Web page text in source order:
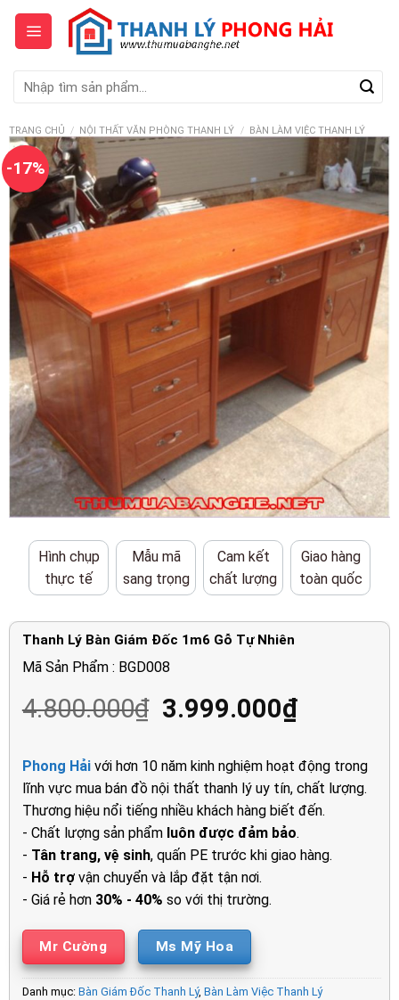
Skip
content
kiếm:
TRANG CHỦ / NỘI THẤT VĂN PHÒNG THANH LÝ / BÀN LÀM VIỆC THANH LÝ
-17%
Hình chụp
thực tế
Mẫu mã
sang trọng
Cam kết
chất lượng
Giao hàng
toàn quốc
Thanh Lý Bàn Giám Đốc 1m6 Gỗ Tự Nhiên
Mã Sản Phẩm : BGD008
4.800.000₫ Giá
là:
4.800.000₫.
3.999.000₫Giá
tại
là:
Phong Hảivới hơn 10 năm kinh nghiệm hoạt động trong
lĩnh vực mua bán đồ nội thất thanh lý uy tín, chất lượng.
Thương hiệu nổi tiếng nhiều khách hàng biết đến.
- Chất lượng sản phẩm luôn được đảm bảo.
- Tân trang, vệ sinh, quấn PE trước khi giao hàng.
- Hỗ trợvận chuyển và lắp đặt tận nơi.
- Giá rẻ hơn 30% - 40% so với thị trường.
Mr Cường Ms Mỹ Hoa
Danh mục: Bàn Giám Đốc Thanh Lý, Bàn Làm Việc Thanh Lý